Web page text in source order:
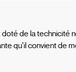
de la technicité
qu’il convient de